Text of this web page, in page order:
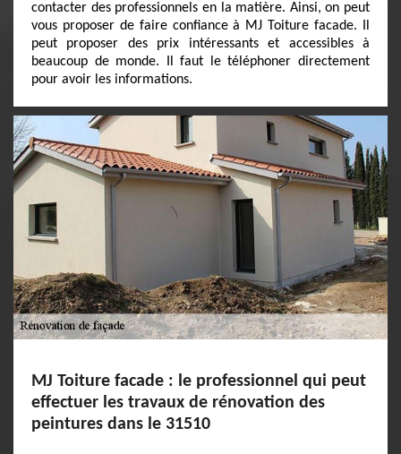
contacter des professionnels en la matière. Ainsi, on peut
vous proposer de faire confiance à MJ Toiture facade. Il
peut proposer des prix intéressants et accessibles à
beaucoup de monde. Il faut le téléphoner directement
pour avoir les informations.
MJ Toiture facade : le professionnel qui peut
effectuer les travaux de rénovation des
peintures dans le 31510